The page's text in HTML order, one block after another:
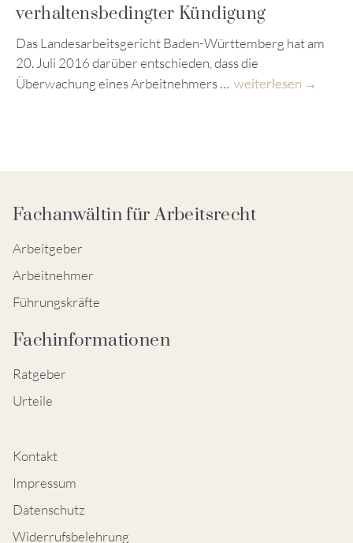
verhaltensbedingter Kündigung
Das Landesarbeitsgericht Baden-Württemberg hat am
20. Juli 2016 darüber entschieden, dass die
Überwachung eines Arbeitnehmers … weiterlesen
Fachanwältin für Arbeitsrecht
Arbeitgeber
Arbeitnehmer
Führungskräfte
Fachinformationen
Ratgeber
Urteile
Kontakt
Impressum
Datenschutz
Widerrufsbelehrung